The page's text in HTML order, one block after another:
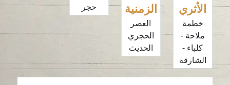
الأثري
خطمة
ملاحة -
كلباء -
الشارقة
الزمنية
العصر
الحجري
الحديث
حجر